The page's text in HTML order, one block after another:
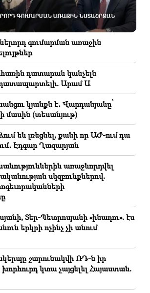
ու նախկին ամուսինու
դստեր հարսանիքին
է հայտնել հարևան
աջակցելու համար
ներկայացում է խաղում.
է Վաշինգտոնին
միկրոավտոբուսում
երկու մարդ զոհվել է, 13-ը՝
13 ուղևոր է տուժել.
դատարան կանչելն
դատապարտելի. Արամ Ա
Սիլիկյան թաղամասի
աղբավայրում
գումարման առաջին
դատարան կանչելն
դատապարտելի. Արամ Ա
կյանքն է․ Վարդանյանը՝
մասին (տեսանյութ)
են լռեցնել, քանի որ ԱԺ-ում դա
Էդգար Ղազարյան
առաջնորդվել
սկզբունքներով.
Տեր-Պետրոսյանի «ինադու». էս
երկրի ոչինչ չի անում
շարունակվի ՌԴ-ն իր
կտա չայցելել Հայաստան.